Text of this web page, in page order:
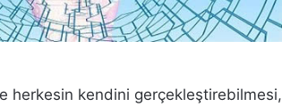
herkesin kendini gerçekleştirebilmesi,